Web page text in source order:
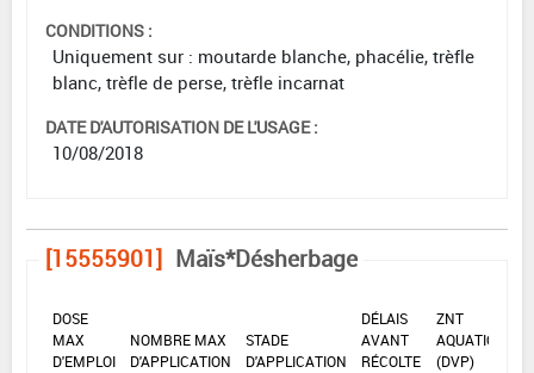
CONDITIONS :
Uniquement sur : moutarde blanche, phacélie, trèfle
blanc, trèfle de perse, trèfle incarnat
DATE D'AUTORISATION DE L'USAGE :
10/08/2018
[15555901] Maïs*Désherbage
DOSE
MAX
D'EMPLOI
NOMBRE MAX
D'APPLICATION
STADE
D'APPLICATION
DÉLAIS
AVANT
RÉCOLTE
ZNT
AQUATIQUE
(DVP)